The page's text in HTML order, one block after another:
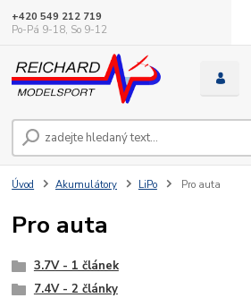
+420 549 212 719
Po-Pá 9-18, So 9-12
Úvod Akumulátory LiPo Pro auta
Pro auta
3.7V - 1 článek
7.4V - 2 články